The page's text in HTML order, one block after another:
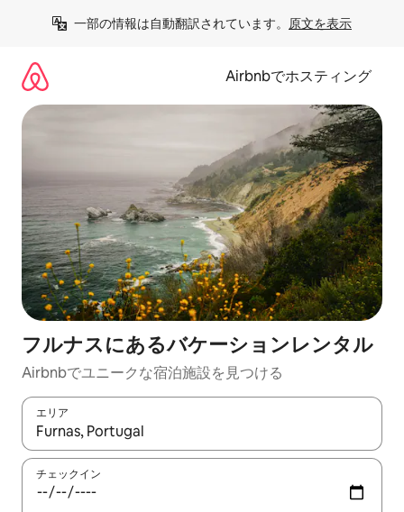
一部の情報は自動翻訳されています。 原文を表示
Airbnbでホスティング
フルナスにあるバケーションレンタル
Airbnbでユニークな宿泊施設を見つける
エリア
検索結果が表示されたら、上下の矢印キーを使って移動するか
チェックイン